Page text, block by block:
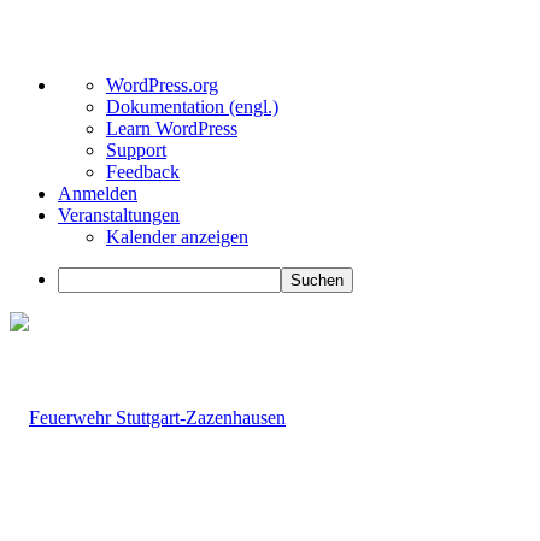
Über
WordPress
WordPress.org
Dokumentation (engl.)
Learn WordPress
Support
Feedback
Anmelden
Veranstaltungen
Kalender anzeigen
Suchen